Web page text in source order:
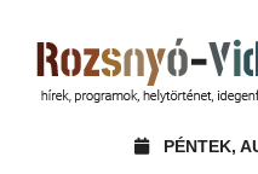
PÉNTEK,